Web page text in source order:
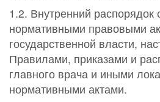
1.2. Внутренний распорядок
нормативными правовыми
государственной власти,
Правилами, приказами и
главного врача и иными
нормативными актами.